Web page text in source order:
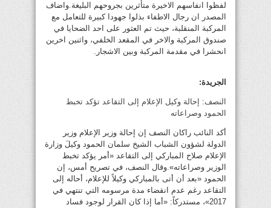
لفظوا انفاسهم الاخيرة متأثرين بجروحهم البليغة.واضاف
المصدر ان رجال الاطفاء بذلوا جهودا كبيرة للتعامل مع
المركبة المنقلبة، حيث تم العثور على احد الضحايا في
صندوق المركبة والاخر في المقعد الخلفي، واثنين اخرين
انحشرا في مقدمة المركبة وبين الاشجار.
الجريدة:
النصف: إحالة وكيل الإعلام إلى التقاعد تؤكد تخبط
الحمود وصراعاته
أكد النائب راكان النصف إن إحالة وزير الإعلام وزير
الدولة لشؤون الشباب الشيخ سلمان الحمود وكيلَ وزارة
الإعلام صلاح المباركي إلى التقاعد «أمر يؤكد تخبط
الوزير وصراعاته».وقال النصف، في تصريح أمس، إن
الحمود «بعد أن أتى بالمباركي وكيلاً للإعلام، أحاله إلى
التقاعد رغم عدم انقضاء مدة مرسومه التي تنتهي في
2017»، مستدركاً: «أما إذا كان القرار لوجود فساد